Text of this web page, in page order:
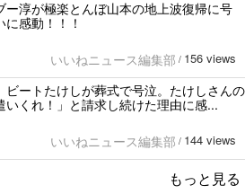
ー淳が極楽とんぼ山本の地上波復帰に号
感動！！！
いいねニュース編集部 / 156 views
ビートたけしが葬式で号泣。たけしさんの
いくれ！」と請求し続けた理由に感...
いいねニュース編集部 / 144 views
もっと見る